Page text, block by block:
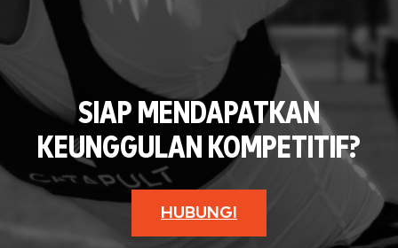
SIAP MENDAPATKAN
KEUNGGULAN KOMPETITIF?
HUBUNGI